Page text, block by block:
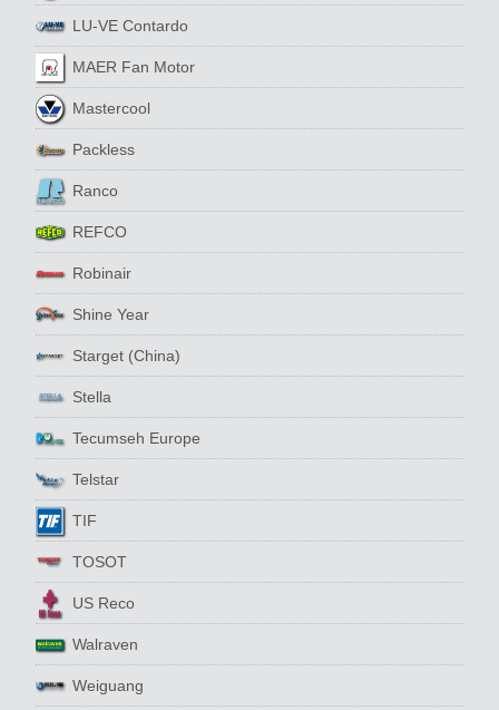
LU-VE Contardo
MAER Fan Motor
Mastercool
Packless
Ranco
REFCO
Robinair
Shine Year
Starget (China)
Stella
Tecumseh Europe
Telstar
TIF
TOSOT
US Reco
Walraven
Weiguang